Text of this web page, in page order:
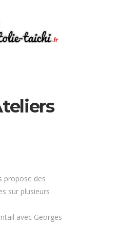
propose des
sur plusieurs
avec Georges